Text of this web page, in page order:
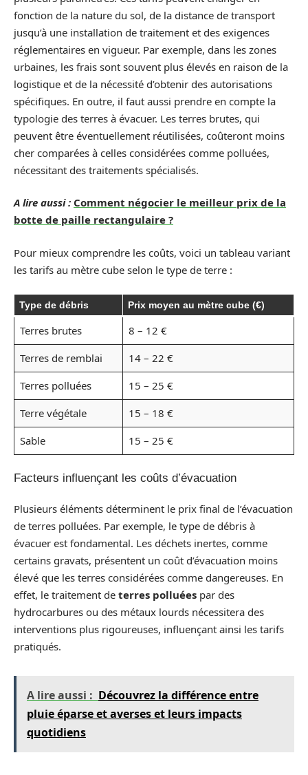
fonction de la nature du sol, de la distance de transport
jusqu’à une installation de traitement et des exigences
réglementaires en vigueur. Par exemple, dans les zones
urbaines, les frais sont souvent plus élevés en raison de la
logistique et de la nécessité d’obtenir des autorisations
spécifiques. En outre, il faut aussi prendre en compte la
typologie des terres à évacuer. Les terres brutes, qui
peuvent être éventuellement réutilisées, coûteront moins
cher comparées à celles considérées comme polluées,
nécessitant des traitements spécialisés.
A lire aussi : Comment négocier le meilleur prix de la
botte de paille rectangulaire ?
Pour mieux comprendre les coûts, voici un tableau variant
les tarifs au mètre cube selon le type de terre :
Type de débris Prix moyen au mètre cube (€)
Terres brutes
8 – 12 €
Terres de remblai
14 – 22 €
Terres polluées
15 – 25 €
Terre végétale
15 – 18 €
Sable
15 – 25 €
Facteurs influençant les coûts d’évacuation
Plusieurs éléments déterminent le prix final de l’évacuation
de terres polluées. Par exemple, le type de débris à
évacuer est fondamental. Les déchets inertes, comme
certains gravats, présentent un coût d’évacuation moins
élevé que les terres considérées comme dangereuses. En
effet, le traitement de terres polluées par des
hydrocarbures ou des métaux lourds nécessitera des
interventions plus rigoureuses, influençant ainsi les tarifs
pratiqués.
A lire aussi : Découvrez la différence entre
pluie éparse et averses et leurs impacts
quotidiens